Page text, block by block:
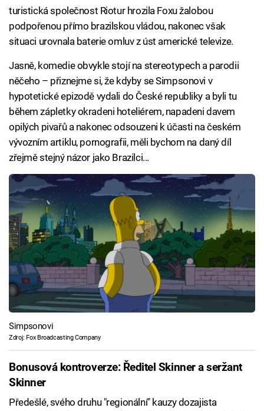
turistická společnost Riotur hrozila Foxu žalobou
podpořenou přímo brazilskou vládou, nakonec však
situaci urovnala baterie omluv z úst americké televize.
Jasně, komedie obvykle stojí na stereotypech a parodii
něčeho – přiznejme si, že kdyby se Simpsonovi v
hypotetické epizodě vydali do České republiky a byli tu
během zápletky okradeni hoteliérem, napadeni davem
opilých pivařů a nakonec odsouzeni k účasti na českém
vývozním artiklu, pornografii, měli bychom na daný díl
zřejmě stejný názor jako Brazilci...
Simpsonovi
Zdroj: Fox Broadcasting Company
Bonusová kontroverze: Ředitel Skinner a seržant
Skinner
Předešlé, svého druhu "regionální" kauzy dozajista